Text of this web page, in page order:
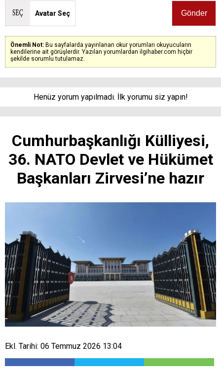
Avatar Seç
Önemli Not: Bu sayfalarda yayınlanan okur yorumları okuyucuların
kendilerine ait görüşlerdir. Yazılan yorumlardan ilgihaber.com hiçbir
şekilde sorumlu tutulamaz.
Henüz yorum yapılmadı. İlk yorumu siz yapın!
Cumhurbaşkanlığı Külliyesi,
36. NATO Devlet ve Hükümet
Başkanları Zirvesi’ne hazır
Ekl. Tarihi: 06 Temmuz 2026 13:04